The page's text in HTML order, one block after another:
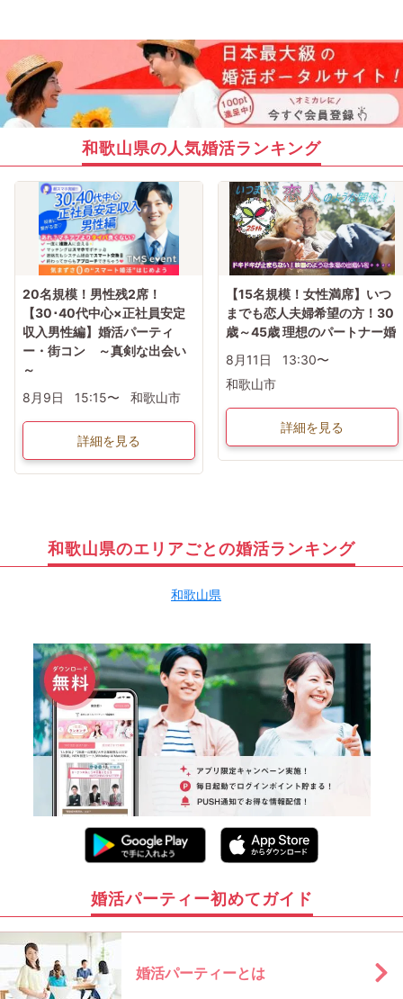
和歌山県の人気婚活ランキング
20名規模！男性残2席！
【30･40代中心×正社員安定
収入男性編】婚活パーティ
ー・街コン ～真剣な出会い
～
8月9日
15:15〜 和歌山市
詳細を見る
【15名規模！女性満席】いつ
までも恋人夫婦希望の方！30
歳～45歳 理想のパートナー婚
8月11日
13:30〜
和歌山市
詳細を見る
和歌山県のエリアごとの婚活ランキング
和歌山県
婚活パーティー初めてガイド
婚活パーティーとは